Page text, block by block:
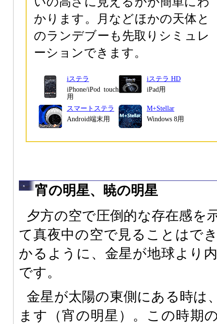
かります。月などほかの天体と
のランデブーも先取りシミュレ
ーションできます。
iステラ
iPhone/iPod touch
用
iステラ HD
iPad用
スマートステラ
Android端末用
M+Stellar
Windows 8用
宵の明星、暁の明星
夕方の空で圧倒的な存在感を
て真夜中の空で見ることはで
かるように、金星が地球より
です。
金星が太陽の東側にある時は
ます（宵の明星）。この時期